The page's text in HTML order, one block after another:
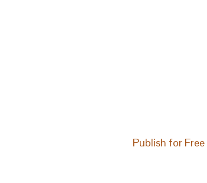
Publish for Free